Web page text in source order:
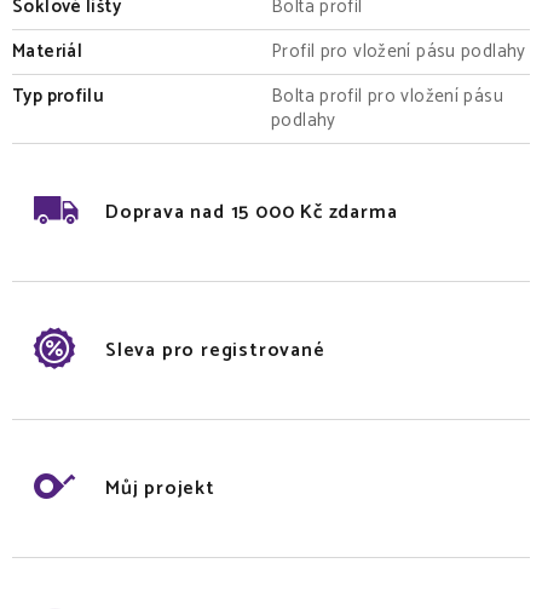
Soklové lišty
Bolta profil
Materiál
Profil pro vložení pásu podlahy
Typ profilu
Bolta profil pro vložení pásu
podlahy
Doprava nad 15 000 Kč zdarma
Sleva pro registrované
Můj projekt